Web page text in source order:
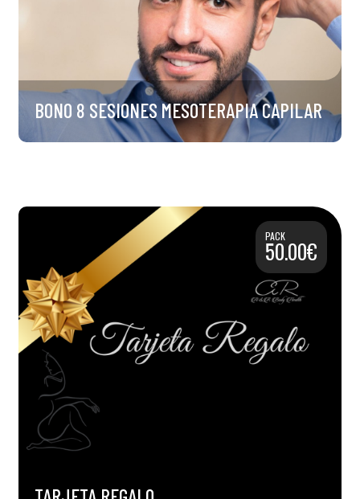
BONO 8 SESIONES MESOTERAPIA CAPILAR
PACK
50.00€